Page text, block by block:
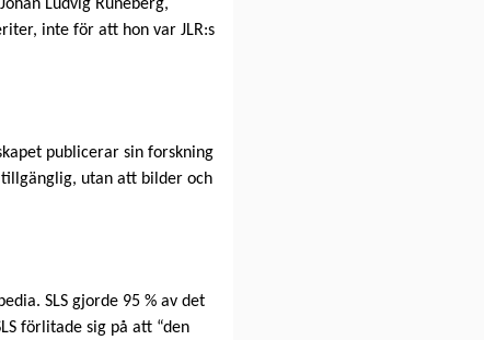
Ludvig Runeberg,
inte för att hon var JLR:s
publicerar sin forskning
utan att bilder och
SLS gjorde 95 % av det
förlitade sig på att “den